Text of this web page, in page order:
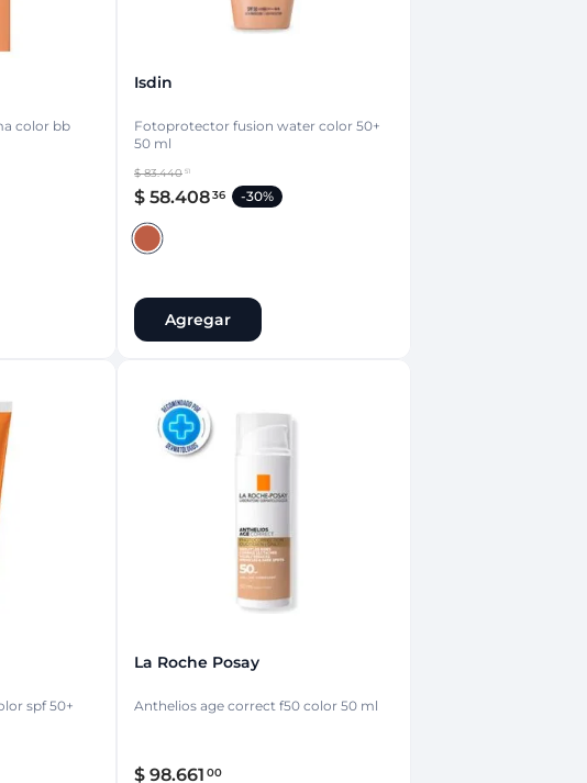
color bb
Isdin
Fotoprotector fusion water color 50+
50 ml
$ 83.440 51
$ 58.40836 -30%
Agregar
spf 50+
La Roche Posay
Anthelios age correct f50 color 50 ml
$ 98.661 00